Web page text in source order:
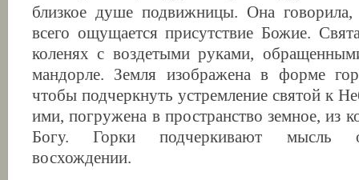
близкое душе подвижницы. Она говорила,
всего ощущается присутствие Божие.
коленях с воздетыми руками,
мандорле. Земля изображена в форме
чтобы подчеркнуть устремление святой к
ими, погружена в пространство земное, из
Богу. Горки подчеркивают мысль
восхождении.